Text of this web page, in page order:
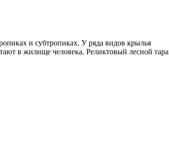
и субтропиках. У ряда видов крылья
в жилище человека. Реликтовый лесной